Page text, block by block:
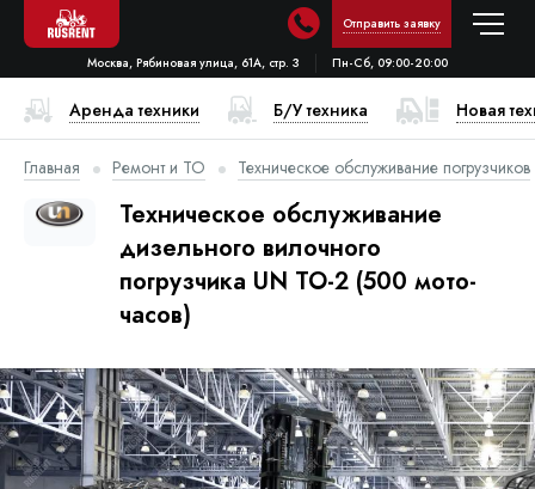
Отправить заявку
Москва, Рябиновая улица, 61А, стр. 3 Пн-Сб, 09:00-20:00
Аренда техники Б/У техника Новая
Главная Ремонт и ТО Техническое обслуживание погрузчиков
Техническое обслуживание
дизельного вилочного
погрузчика UN ТО-2 (500 мото-
часов)